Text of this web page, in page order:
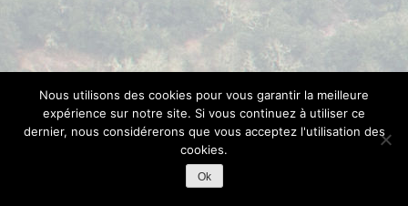
Nous utilisons des cookies pour vous garantir la meilleure
expérience sur notre site. Si vous continuez à utiliser ce
dernier, nous considérerons que vous acceptez l'utilisation des
cookies.
Ok